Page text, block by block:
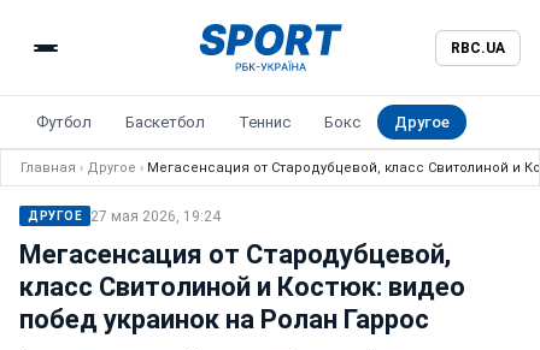
RBC.UA
Футбол Баскетбол Теннис Бокс Другое
Главная › Другое › Мегасенсация от Стародубцевой, класс Свитолиной и
ДРУГОЕ 27 мая 2026, 19:24
Мегасенсация от Стародубцевой,
класс Свитолиной и Костюк: видео
побед украинок на Ролан Гаррос